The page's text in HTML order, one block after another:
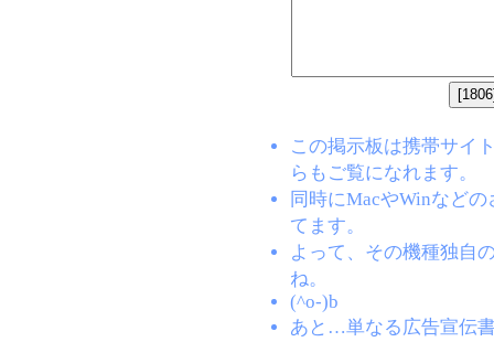
この掲示板は携帯サイ
らもご覧になれます。
同時にMacやWinなど
てます。
よって、その機種独自
ね。
(^o-)b
あと…単なる広告宣伝